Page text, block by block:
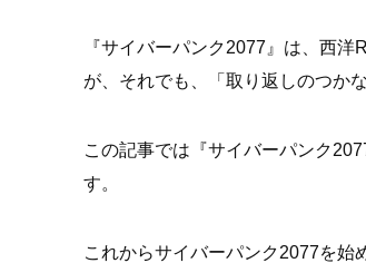
『サイバーパンク2077』は、西洋
が、それでも、「取り返しのつか
この記事では『サイバーパンク
す。
これからサイバーパンク2077を始